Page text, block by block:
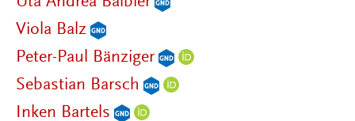
Viola Balz
Peter-Paul Bänziger
Sebastian Barsch
Inken Bartels